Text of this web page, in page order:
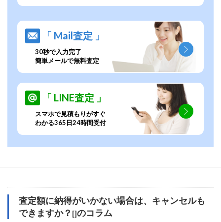
「 Mail査定 」
30秒で入力完了
簡単メールで無料査定
「 LINE査定 」
スマホで見積もりがすぐ
わかる365日24時間受付
査定額に納得がいかない場合は、キャンセルも
できますか？ []のコラム